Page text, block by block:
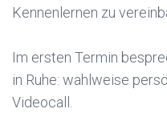
Kennenlernen zu
Im ersten Termin
in Ruhe: wahlweise
Videocall.